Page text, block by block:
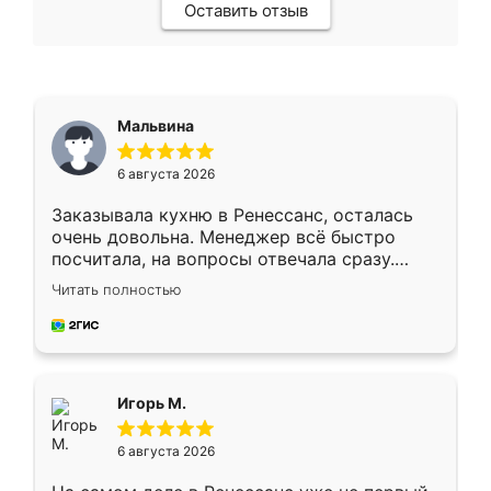
Оставить отзыв
Мальвина
6 августа 2026
Заказывала кухню в Ренессанс, осталась
очень довольна. Менеджер всё быстро
посчитала, на вопросы отвечала сразу.
Замерщик приехал в субботу, подошёл к
делу со всей ответственностью. Собрали
за день, ребята работали аккуратно, даже
Читать полностью
Игорь М.
6 августа 2026